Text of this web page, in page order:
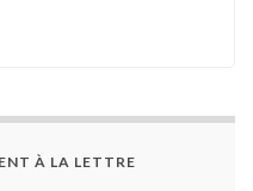
À LA LETTRE